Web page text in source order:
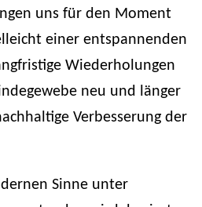
uns für den Moment
einer entspannenden
Wiederholungen
neu und länger
Verbesserung der
Sinne unter